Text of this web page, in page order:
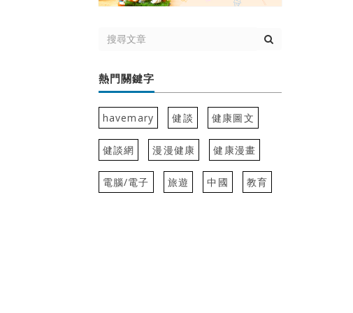
熱門關鍵字
havemary 健談 健康圖文
健談網 漫漫健康 健康漫畫
電腦/電子 旅遊 中國 教育